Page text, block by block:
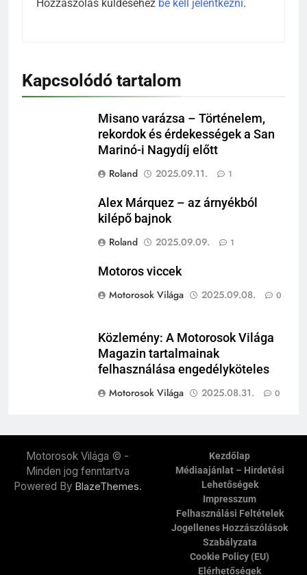
Hozzászólás küldéséhez be kell jelentkezni.
Kapcsolódó tartalom
Misano varázsa – Történelem,
rekordok és érdekességek a San
Marinó-i Nagydíj előtt
Roland
2025.09.11. 1
Alex Márquez – az árnyékból
kilépő bajnok
Roland
2025.09.09. 1
Motoros viccek
Motorosok Világa
2025.09.08. 0
Közlemény: A Motorosok Világa
Magazin tartalmainak
felhasználása engedélyköteles
Motorosok Világa
2025.08.31. 0
Motorosok Világa © -
Minden jog fenntartva
Powered By BlazeThemes.
Kezdőlap
Médiaajánlat – Hirdetési
Lehetőségek
Impresszum
Felhasználási Feltételek
Jogellenes Hozzászólások
Szabályzata
Cookie Policy (EU)
Elérhetőségek